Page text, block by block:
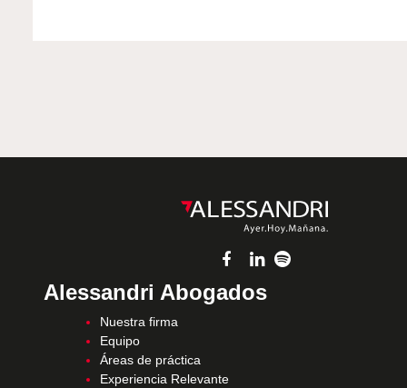
Alessandri Abogados
Nuestra firma
Equipo
Áreas de práctica
Experiencia Relevante